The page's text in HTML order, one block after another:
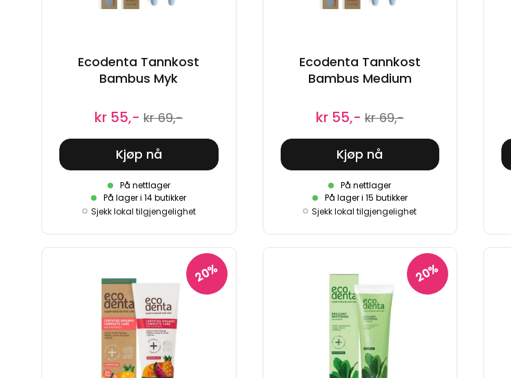
Ecodenta Tannkost
Bambus Myk
kr 55,- kr 69,-
Kjøp nå
På nettlager
På lager i 14 butikker
Sjekk lokal tilgjengelighet
Ecodenta Tannkost
Bambus Medium
kr 55,- kr 69,-
Kjøp nå
På nettlager
På lager i 15 butikker
Sjekk lokal tilgjengelighet
20% 20%